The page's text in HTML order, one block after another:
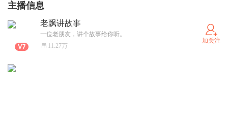
主播信息
老飘讲故事
一位老朋友，讲个故事给你听。
11.27万
加关注